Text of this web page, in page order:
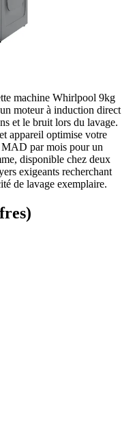
machine Whirlpool 9kg
moteur à induction direct
et le bruit lors du lavage.
appareil optimise votre
par mois pour un
disponible chez deux
exigeants recherchant
de lavage exemplaire.